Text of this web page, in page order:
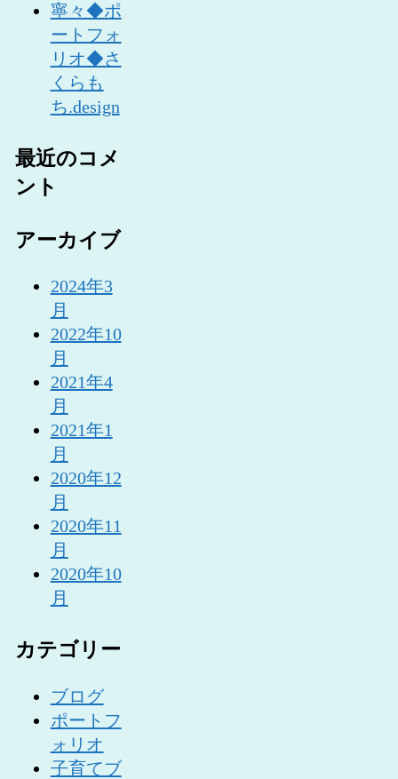
寧々◆ポ
ートフォ
リオ◆さ
くらも
ち.design
最近のコメ
ント
アーカイブ
2024年3
月
2022年10
月
2021年4
月
2021年1
月
2020年12
月
2020年11
月
2020年10
月
カテゴリー
ブログ
ポートフ
ォリオ
子育てブ